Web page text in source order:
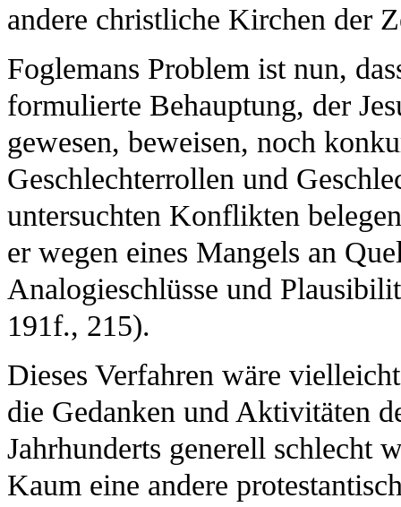
andere christliche Kirchen der
Foglemans Problem ist nun,
formulierte Behauptung, der
gewesen, beweisen, noch
Geschlechterrollen und
untersuchten Konflikten
er wegen eines Mangels an
Analogieschlüsse und
191f., 215).
Dieses Verfahren wäre
die Gedanken und Aktivitäten
Jahrhunderts generell schlecht
Kaum eine andere